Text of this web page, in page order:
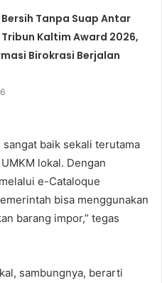
Tanpa Suap Antar
Kaltim Award 2026,
Birokrasi Berjalan
sangat baik sekali terutama
lokal. Dengan
e-Cataloque
bisa menggunakan
barang impor,” tegas
sambungnya, berarti